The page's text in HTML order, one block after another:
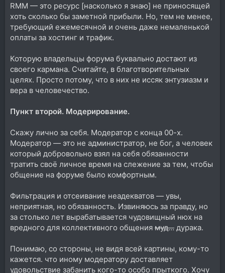
RMM — это ресурс [насколько я знаю] не приносящей
хоть сколько бы заметной прибыли. Но, тем не менее,
требующий ежемесячной и очень даже немаленькой
оплаты за хостинг и трафик.
Которую владельцы форума буквально достают из
своего кармана. Считайте, в благотворительных
целях. Просто потому, что в них не иссяк энтузиазм и
вера в человечество.
Пункт второй. Модерирование.
Скажу лично за себя. Модератор с конца 00-х.
Модератор — это не администратор, не бог, а человек
который добровольно взял на себя обязанности
тратить своё личное время на слежение за тем, чтобы
общение на форуме было комфортным.
Фильтрация и отсеивание неадекватов — увы,
неприятная, но обязанность. Извиняюсь за правду, но
за столько лет вырабатывается чудовищный нюх на
вредного для коллективного общения муд… дурака.
Понимаю, со стороны, не видя всей картины, кому-то
кажется. что иному модератору доставляет
удовольствие забанить кого-то особо прыткого. Хочу